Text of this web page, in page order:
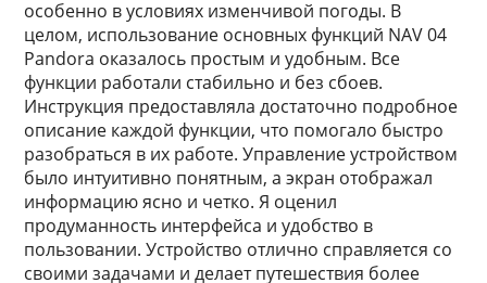
особенно в условиях изменчивой погоды. В
целом, использование основных функций NAV 04
Pandora оказалось простым и удобным. Все
функции работали стабильно и без сбоев.
Инструкция предоставляла достаточно подробное
описание каждой функции, что помогало быстро
разобраться в их работе. Управление устройством
было интуитивно понятным, а экран отображал
информацию ясно и четко. Я оценил
продуманность интерфейса и удобство в
пользовании. Устройство отлично справляется со
своими задачами и делает путешествия более